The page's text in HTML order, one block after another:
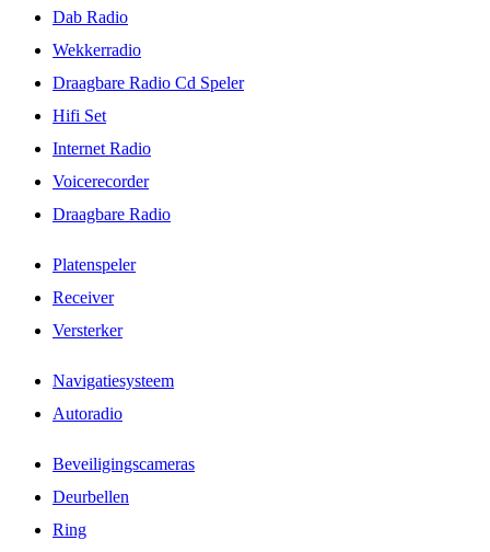
Dab Radio
Wekkerradio
Draagbare Radio Cd Speler
Hifi Set
Internet Radio
Voicerecorder
Draagbare Radio
Platenspeler
Receiver
Versterker
Navigatiesysteem
Autoradio
Beveiligingscameras
Deurbellen
Ring